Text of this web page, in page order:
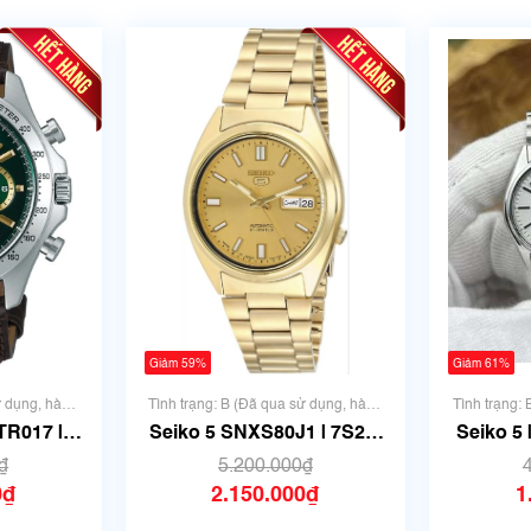
hàng
dăm)
|
|
Giảm 59%
Tình trạng: B (Đã qua sử dụng, hàng
đẹp, có chút xước dăm)
Seiko 5 SNXS80J1 | 7S26-
0480 | Size 36.5mm | Mã số
5.200.000₫
2.150.000₫
Giảm 61%
Tình trạng:
đẹp,
Seiko 5